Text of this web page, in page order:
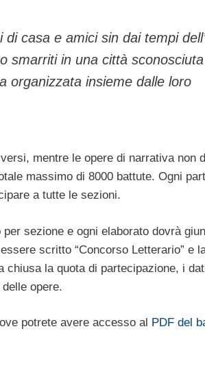
casa e amici sin dai tempi
smarriti in una città
organizzata insieme dalle loro
mentre le opere di narrativa non
massimo di 8000 battute. Ogni
a tutte le sezioni.
sezione e ogni elaborato dovrà
scritto “Concorso Letterario” e
chiusa la quota di partecipazione, i
opere.
potrete avere accesso al PDF del